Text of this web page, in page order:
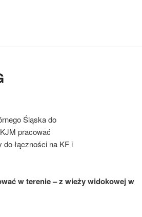
Śląska do
pracować
łączności na KF i
w terenie – z wieży widokowej w